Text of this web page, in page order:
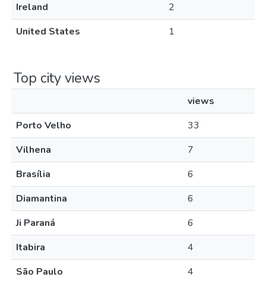
Ireland
2
United States
1
Top city views
views
Porto Velho
33
Vilhena
7
Brasília
6
Diamantina
6
Ji Paraná
6
Itabira
4
São Paulo
4